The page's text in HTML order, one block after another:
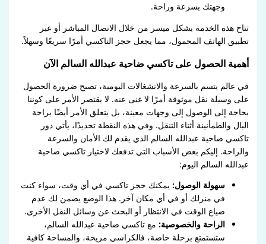
وجهتك بسرعة وراحة.
تتاح هذه الخدمة بشكل ميسر من خلال الاتصال المباشر أو عبر
تطبيق الهاتف المحمول، مما يجعل حجز التاكسي أمرًا سريعًا وسهلاً.
أهمية الحصول على تاكسي ضاحية عبدالله السالم الآن
في عالم يتسم بالسرعة والانشغالات اليومية، تصبح ضرورة الحصول
على وسيلة نقل موثوقة أمرًا لا غنى عنه. لا يقتصر الأمر على كوننا
بحاجة إلى الوصول إلى وجهات معينة، بل يتعلق الأمر أيضًا براحة
البال والطمأنينة أثناء التنقل. وفي هذه النقطة تحديدًا، يأتي دور
تاكسي ضاحية عبدالله السالم الذي يقدم لك الأمان والسرعة
والراحة. إليكم بعض الأسباب التي تدفعك لاختيار تاكسي ضاحية
عبدالله السالم اليوم:
سهولة الوصول: يمكنك حجز تاكسي في أي وقت، سواء كنت
في منزلك أو في أي مكان آخر. هذا الوضع يضمن لك عدم
ضياع الوقت في الانتظار أو البحث عن وسائل النقل الأخرى.
الراحة والخصوصية: مع تاكسي ضاحية عبدالله السالم،
ستستمتع برحلة خاصة، فالكراسي مريحة، والمساحة كافية